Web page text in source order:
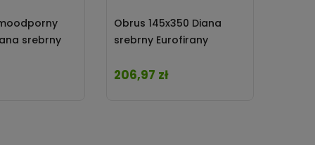
srebrny
Obrus 145x350 Diana
srebrny Eurofirany
Cena
206,97 zł